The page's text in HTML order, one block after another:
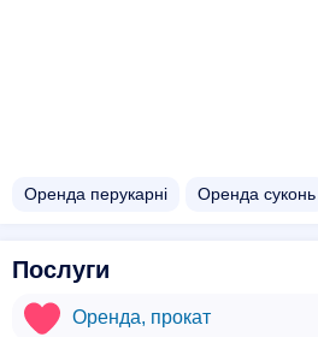
Оренда перукарні Оренда суконь
Послуги
Оренда, прокат